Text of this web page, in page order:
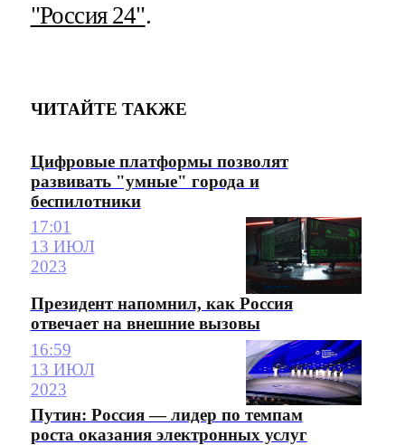
"Россия 24".
ЧИТАЙТЕ ТАКЖЕ
Цифровые платформы позволят
развивать "умные" города и
беспилотники
17:01
13 ИЮЛ
2023
Президент напомнил, как Россия
отвечает на внешние вызовы
16:59
13 ИЮЛ
2023
Путин: Россия — лидер по темпам
роста оказания электронных услуг